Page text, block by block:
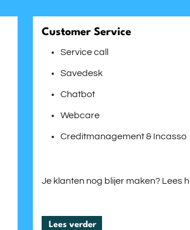
Customer Service
Service call
Savedesk
Chatbot
Webcare
Creditmanagement & Incasso
Je klanten nog blijer maken? Lees
Lees verder